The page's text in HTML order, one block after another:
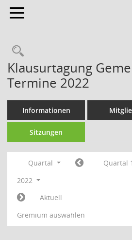
Toggle navigation
Klausurtagung
Termine 2022
Informationen
Sitzungen
Quartal
Quartal 1
2022
Aktuell
Gremium auswählen